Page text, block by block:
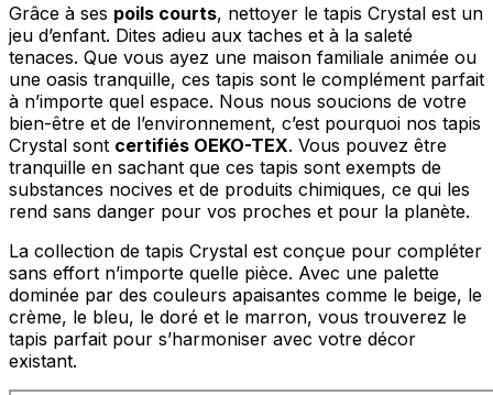
Grâce à ses poils courts, nettoyer le tapis Crystal est un
jeu d’enfant. Dites adieu aux taches et à la saleté
tenaces. Que vous ayez une maison familiale animée ou
une oasis tranquille, ces tapis sont le complément parfait
à n’importe quel espace. Nous nous soucions de votre
bien-être et de l’environnement, c’est pourquoi nos tapis
Crystal sont certifiés OEKO-TEX. Vous pouvez être
tranquille en sachant que ces tapis sont exempts de
substances nocives et de produits chimiques, ce qui les
rend sans danger pour vos proches et pour la planète.
La collection de tapis Crystal est conçue pour compléter
sans effort n’importe quelle pièce. Avec une palette
dominée par des couleurs apaisantes comme le beige, le
crème, le bleu, le doré et le marron, vous trouverez le
tapis parfait pour s’harmoniser avec votre décor
existant.